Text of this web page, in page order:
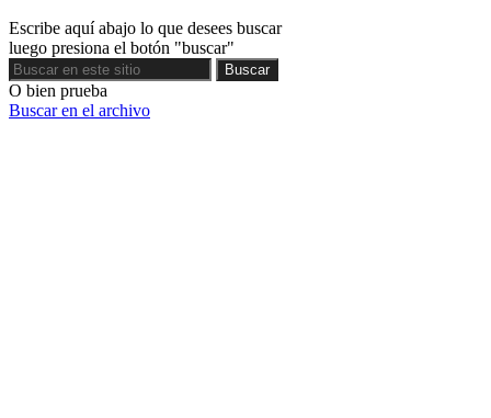
Escribe aquí abajo lo que desees buscar
luego presiona el botón "buscar"
Buscar
Buscar
O bien prueba
Buscar en el archivo